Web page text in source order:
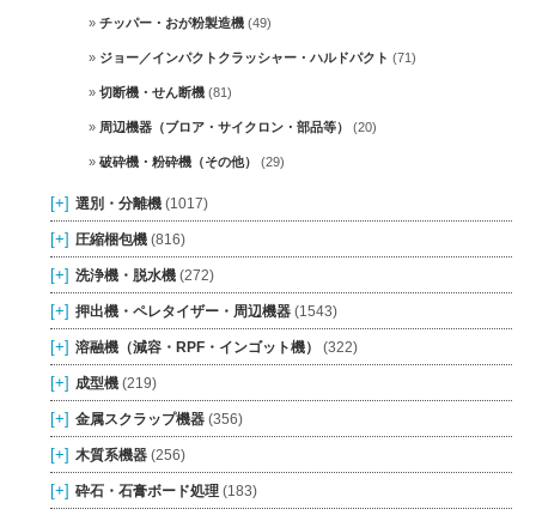
チッパー・おが粉製造機 (49)
ジョー／インパクトクラッシャー・ハルドパクト (71)
切断機・せん断機 (81)
周辺機器（ブロア・サイクロン・部品等） (20)
破砕機・粉砕機（その他） (29)
[+] 選別・分離機 (1017)
[+] 圧縮梱包機 (816)
[+] 洗浄機・脱水機 (272)
[+] 押出機・ペレタイザー・周辺機器 (1543)
[+] 溶融機（減容・RPF・インゴット機） (322)
[+] 成型機 (219)
[+] 金属スクラップ機器 (356)
[+] 木質系機器 (256)
[+] 砕石・石膏ボード処理 (183)